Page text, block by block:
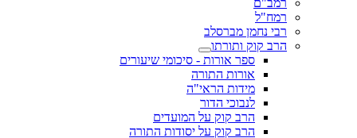
רמב"ם
רמח"ל
רבי נחמן מברסלב
הרב קוק ותורתו
ספר אורות - סיכומי שיעורים
אורות התורה
מידות הראי"ה
לנבוכי הדור
הרב קוק על המועדים
הרב קוק על יסודות התורה